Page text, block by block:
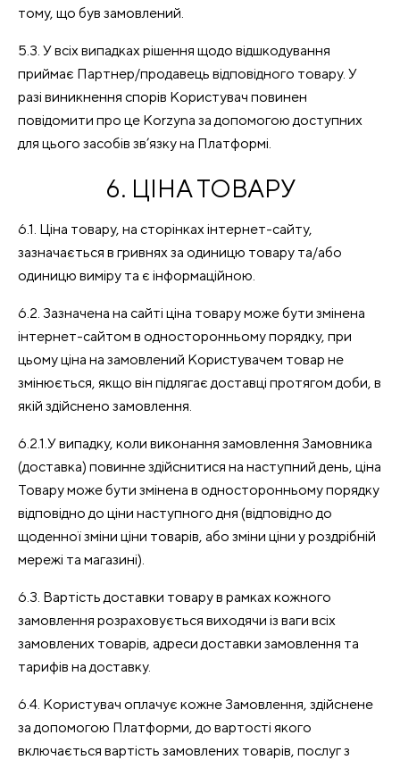
тому, що був замовлений.
5.3. У всіх випадках рішення щодо відшкодування
приймає Партнер/продавець відповідного товару. У
разі виникнення спорів Користувач повинен
повідомити про це Korzyna за допомогою доступних
для цього засобів зв’язку на Платформі.
6. ЦІНА ТОВАРУ
6.1. Ціна товару, на сторінках інтернет-сайту,
зазначається в гривнях за одиницю товару та/або
одиницю виміру та є інформаційною.
6.2. Зазначена на сайті ціна товару може бути змінена
інтернет-сайтом в односторонньому порядку, при
цьому ціна на замовлений Користувачем товар не
змінюється, якщо він підлягає доставці протягом доби, в
якій здійснено замовлення.
6.2.1.У випадку, коли виконання замовлення Замовника
(доставка) повинне здійснитися на наступний день, ціна
Товару може бути змінена в односторонньому порядку
відповідно до ціни наступного дня (відповідно до
щоденної зміни ціни товарів, або зміни ціни у роздрібній
мережі та магазині).
6.3. Вартість доставки товару в рамках кожного
замовлення розраховується виходячи із ваги всіх
замовлених товарів, адреси доставки замовлення та
тарифів на доставку.
6.4. Користувач оплачує кожне Замовлення, здійснене
за допомогою Платформи, до вартості якого
включається вартість замовлених товарів, послуг з